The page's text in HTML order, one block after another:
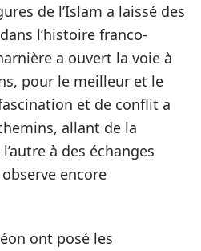
de l’Islam a laissé des
l’histoire franco-
a ouvert la voie à
pour le meilleur et le
et de conflit a
allant de la
à des échanges
encore
ont posé les